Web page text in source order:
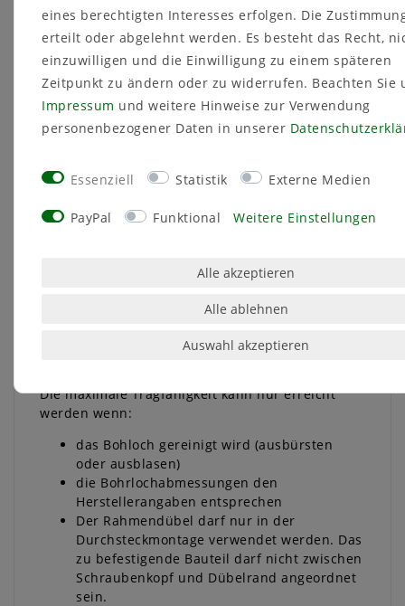
Eigenschaften
Befestigungssystem, bestehend aus einem
Langschaftspreizdübel mit verlängerter
Spreizzone und einer Spezialdübelschraube
bewährte 3Teilung des Spreizteils für eine
optimale, zentrische Schraubenführung
die Spezialschraube hat einen
und integriertem T40 Torxantrieb zur
Europäisch Technische Zulassung (ETA-
Angaben zu den Anwendungsbedingungen
Verarbeitungshinweise
Die maximale Tragfähigkeit kann nur erreicht
werden wenn:
das Bohloch gereinigt wird (ausbürsten
oder ausblasen)
die Bohrlochabmessungen den
Herstellerangaben entsprechen
Der Rahmendübel darf nur in der
Durchsteckmontage verwendet werden. Das
zu befestigende Bauteil darf nicht zwischen
Schraubenkopf und Dübelrand angeordnet
sein.
eines berechtigten Interesses erfolgen. Die
erteilt oder abgelehnt werden. Es besteht das Recht,
einzuwilligen und die Einwilligung zu einem späteren
Zeitpunkt zu ändern oder zu widerrufen. Beachten Sie
Impressum und weitere Hinweise zur Verwendung
personenbezogener Daten in unserer
Essenziell Statistik Externe Medien
PayPal Funktional Weitere Einstellungen
Alle akzeptieren
Alle ablehnen
Auswahl akzeptieren